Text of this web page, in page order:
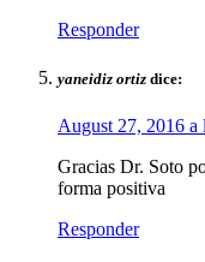
Responder
yaneidiz ortiz dice:
August 27, 2016 a
Gracias Dr. Soto
forma positiva
Responder